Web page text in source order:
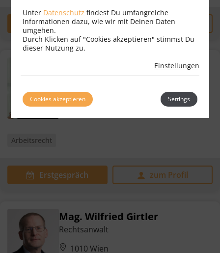
Erstgespräch zum Profil
Dr. Christoph Orgler
8010 Graz
Arbeitsrecht
Erstgespräch zum Profil
Mag. Wilfried Girtler
Rechtsanwalt
1010 Wien
Unter Datenschutz findest Du umfangreiche
Informationen dazu, wie wir mit Deinen Daten
umgehen.
Durch Klicken auf "Cookies akzeptieren" stimmst Du
dieser Nutzung zu.
Einstellungen
Cookies akzeptieren Settings